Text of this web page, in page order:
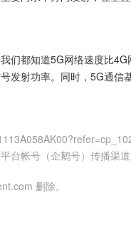
们都知道5G网络速度比
发射功率。同时，5G通
台帐号（企鹅号）传播渠
删除。